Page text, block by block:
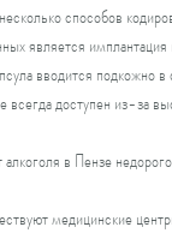
способов
является
вводится подкожно
всегда доступен из-за
алкоголя в Пензе недорого
медицинские